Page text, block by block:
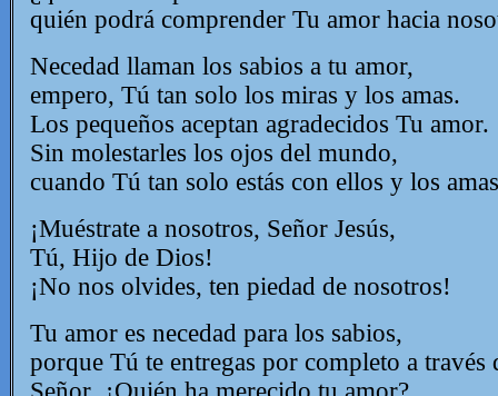
quién podrá comprender Tu amor hacia
Necedad llaman los sabios a tu amor,
empero, Tú tan solo los miras y los amas.
Los pequeños aceptan agradecidos Tu amor.
Sin molestarles los ojos del mundo,
cuando Tú tan solo estás con ellos y los
¡Muéstrate a nosotros, Señor Jesús,
Tú, Hijo de Dios!
¡No nos olvides, ten piedad de nosotros!
Tu amor es necedad para los sabios,
porque Tú te entregas por completo a través